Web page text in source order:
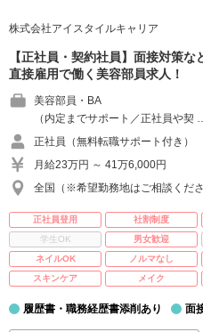
株式会社アイスタイルキャリア
【正社員・契約社員】面接対策
直接雇用で働く美容部員求人！
美容部員・BA
（内定までサポート／正社員や契
正社員（無料転職サポート付き）
月給23万円 ～ 41万6,000円
全国（※希望勤務地はご相談くださ
正社員登用 社割制度
学生OK
男女歓迎
ネイルOK
ノルマなし
スキンケア
メイク
履歴書・職務経歴書添削あり 面